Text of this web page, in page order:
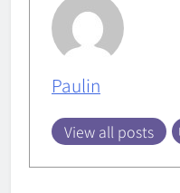
Paulin
View all posts